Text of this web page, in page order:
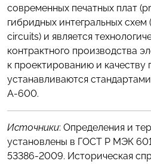
современных печатных плат
гибридных интегральных
circuits) и является
контрактного производства
к проектированию и качеству
устанавливаются
A-600.
Источники: Определения и
установлены в ГОСТ Р МЭК
53386-2009. Историческая